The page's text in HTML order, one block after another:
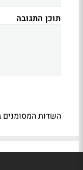
תוכן התגובה
השדות המסומנים